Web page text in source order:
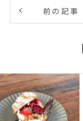
前の記事